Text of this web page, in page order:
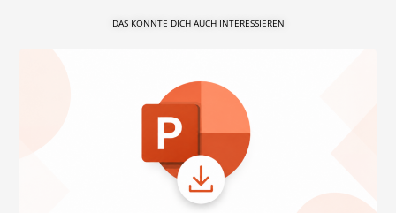
DAS KÖNNTE DICH AUCH INTERESSIEREN